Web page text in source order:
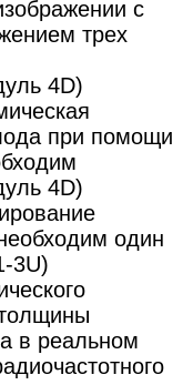
с
трех
4D)
при помощи
4D)
один
3U)
в реальном